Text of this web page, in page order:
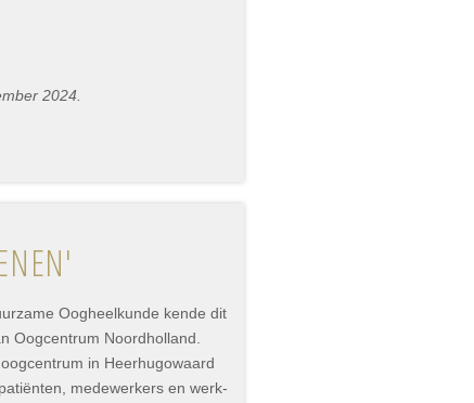
2024.
Oogheelkunde kende dit
Oogcentrum Noordholland.
in Heerhugowaard
medewerkers en werk-